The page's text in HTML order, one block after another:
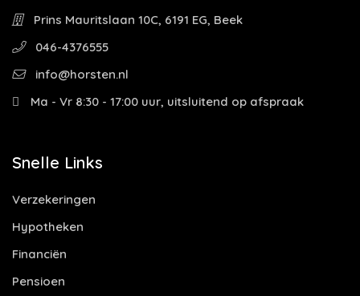
Prins Mauritslaan 10C, 6191 EG, Beek
046-4376555
info@horsten.nl
Ma - Vr 8:30 - 17:00 uur, uitsluitend op afspraak
Snelle Links
Verzekeringen
Hypotheken
Financiën
Pensioen